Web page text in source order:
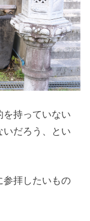
を持っていない
いだろう、とい
参拝したいもの